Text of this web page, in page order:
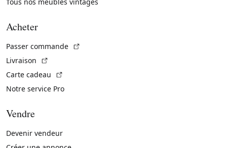
Acheter
Passer commande
Livraison
Carte cadeau
Notre service Pro
Vendre
Devenir vendeur